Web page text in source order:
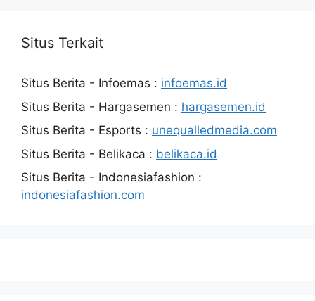
Situs Terkait
Situs Berita - Infoemas : infoemas.id
Situs Berita - Hargasemen : hargasemen.id
Situs Berita - Esports : unequalledmedia.com
Situs Berita - Belikaca : belikaca.id
Situs Berita - Indonesiafashion :
indonesiafashion.com